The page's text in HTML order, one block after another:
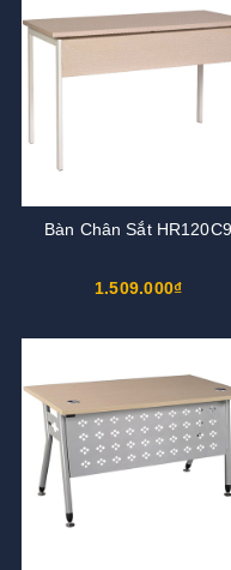
Bàn Chân Sắt HR120C9
1.509.000₫